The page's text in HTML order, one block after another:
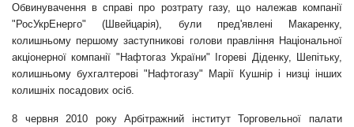
Обвинувачення в справі про розтрату газу, що належав компанії
"РосУкрЕнерго" (Швейцарія), були пред'явлені Макаренку,
колишньому першому заступникові голови правління Національної
акціонерної компанії "Нафтогаз України" Ігореві Діденку, Шепітьку,
колишньому бухгалтерові "Нафтогазу" Марії Кушнір і низці інших
колишніх посадових осіб.
8 червня 2010 року Арбітражний інститут Торговельної палати